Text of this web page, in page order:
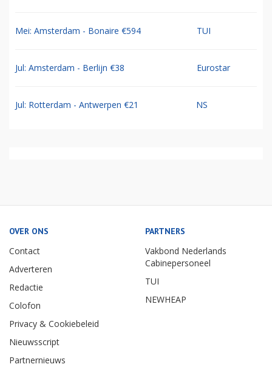
Mei: Amsterdam - Bonaire €594 TUI
Jul: Amsterdam - Berlijn €38 Eurostar
Jul: Rotterdam - Antwerpen €21 NS
OVER ONS
Contact
Adverteren
Redactie
Colofon
Privacy & Cookiebeleid
Nieuwsscript
Partnernieuws
PARTNERS
Vakbond Nederlands
Cabinepersoneel
TUI
NEWHEAP